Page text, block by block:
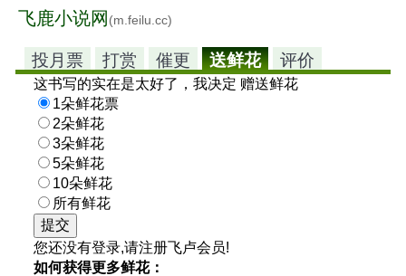
飞鹿小说网 (m.feilu.cc)
投月票 打赏 催更 送鲜花 评价
这书写的实在是太好了，我决定 赠送鲜花
1朵鲜花票
2朵鲜花
3朵鲜花
5朵鲜花
10朵鲜花
所有鲜花
您还没有登录,请注册飞卢会员!
如何获得更多鲜花：